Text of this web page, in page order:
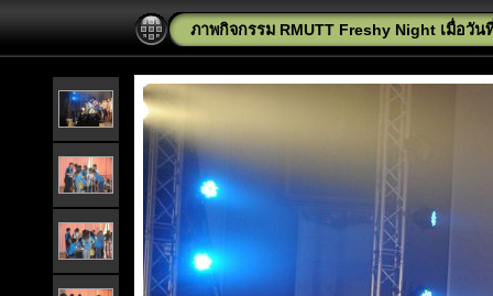
ภาพกิจกรรม RMUTT Freshy Night เมื่อวัน